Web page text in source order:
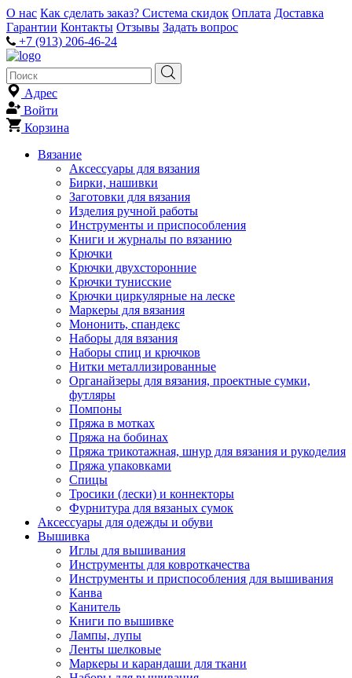
О нас Как сделать заказ? Система скидок Оплата Доставка
Гарантии Контакты Отзывы Задать вопрос
+7 (913) 206-46-24
Адрес
Войти
Корзина
Вязание
Аксессуары для вязания
Бирки, нашивки
Заготовки для вязания
Изделия ручной работы
Инструменты и приспособления
Книги и журналы по вязанию
Крючки
Крючки двухсторонние
Крючки тунисские
Крючки циркулярные на леске
Маркеры для вязания
Мононить, спандекс
Наборы для вязания
Наборы спиц и крючков
Нитки металлизированные
Органайзеры для вязания, проектные сумки,
футляры
Помпоны
Пряжа в мотках
Пряжа на бобинах
Пряжа трикотажная, шнур для вязания и рукоделия
Пряжа упаковками
Спицы
Тросики (лески) и коннекторы
Фурнитура для вязаных сумок
Аксессуары для одежды и обуви
Вышивка
Иглы для вышивания
Инструменты для ковроткачества
Инструменты и приспособления для вышивания
Канва
Канитель
Книги по вышивке
Лампы, лупы
Ленты шелковые
Маркеры и карандаши для ткани